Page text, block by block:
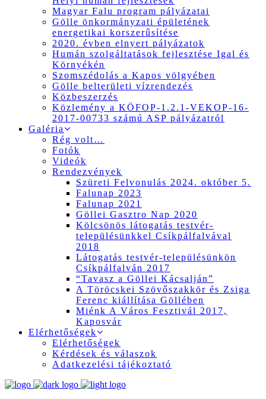
Magyar Falu program pályázatai
Gölle önkormányzati épületének
energetikai korszerűsítése
2020. évben elnyert pályázatok
Humán szolgáltatások fejlesztése Igal és
Környékén
Szomszédolás a Kapos völgyében
Gölle belterületi vízrendezés
Közbeszerzés
Közlemény a KÖFOP-1.2.1-VEKOP-16-
2017-00733 számú ASP pályázatról
Galéria
Rég volt…
Fotók
Videók
Rendezvények
Szüreti Felvonulás 2024. október 5.
Falunap 2023
Falunap 2021
Göllei Gasztro Nap 2020
Kölcsönös látogatás testvér-
településünkkel Csíkpálfalvával
2018
Látogatás testvér-településünkön
Csíkpálfalván 2017
“Tavasz a Göllei Kácsalján”
A Töröcskei Szövőszakkör és Zsiga
Ferenc kiállítása Göllében
Miénk A Város Fesztivál 2017,
Kaposvár
Elérhetőségek
Elérhetőségek
Kérdések és válaszok
Adatkezelési tájékoztató